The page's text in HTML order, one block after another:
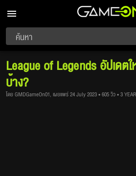
ค้นหา
League of Legends อัปเดต
บ้าง?
โดย GMDGameOn01, เผยแพร่ 24 July 2023 • 605 วิว • 3